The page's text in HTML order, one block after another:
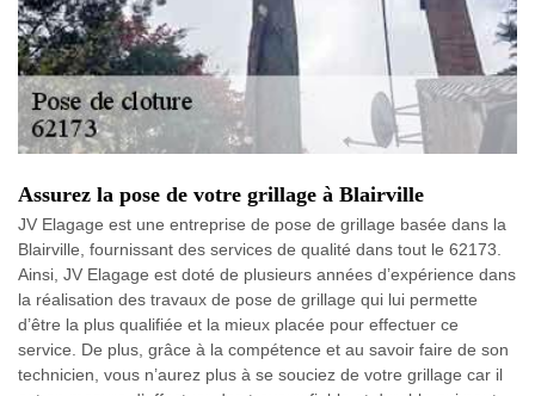
Assurez la pose de votre grillage à Blairville
JV Elagage est une entreprise de pose de grillage basée dans la
Blairville, fournissant des services de qualité dans tout le 62173.
Ainsi, JV Elagage est doté de plusieurs années d’expérience dans
la réalisation des travaux de pose de grillage qui lui permette
d’être la plus qualifiée et la mieux placée pour effectuer ce
service. De plus, grâce à la compétence et au savoir faire de son
technicien, vous n’aurez plus à se souciez de votre grillage car il